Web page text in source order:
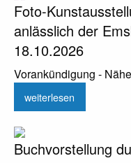
Foto-
anlässlich der
18.10.2026
Vorankündigung -
weiterlesen
Buchvorstellung